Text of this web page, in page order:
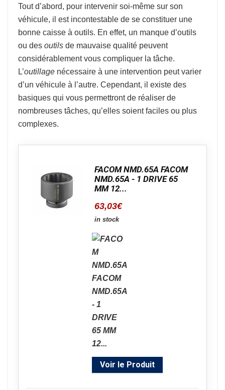
Tout d’abord, pour intervenir soi-même sur son
véhicule, il est incontestable de se constituer une
bonne caisse à outils. En effet, un manque d’outils
ou des outils de mauvaise qualité peuvent
considérablement vous compliquer la tâche.
L’outillage nécessaire à une intervention peut varier
d’un véhicule à l’autre. Cependant, il existe des
basiques qui vous permettront de réaliser de
nombreuses tâches, qu’elles soient faciles ou plus
complexes.
FACOM NMD.65A FACOM
NMD.65A - 1 DRIVE 65
MM 12...
63,03€
in stock
Voir le Produit